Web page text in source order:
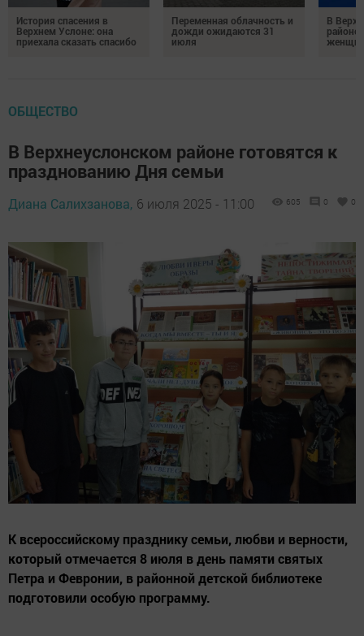
История спасения в
Верхнем Услоне: она
приехала сказать спасибо
Переменная облачность и
дожди ожидаются 31
июля
В
районе
ОБЩЕСТВО
В Верхнеуслонском районе готовятся к
празднованию Дня семьи
Диана Салихзанова, 6 июля 2025 - 11:00 605 0 0
К всероссийскому празднику семьи, любви и верности,
который отмечается 8 июля в день памяти святых
Петра и Февронии, в районной детской библиотеке
подготовили особую программу.